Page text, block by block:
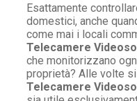
Esattamente
domestici, anche
come mai i locali
Telecamere
che monitorizzano
proprietà? Alle volte
Telecamere